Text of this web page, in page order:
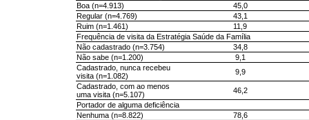
Boa (n=4.913)
45,0
Regular (n=4.769)
43,1
Ruim (n=1.461)
11,9
Frequência de visita da Estratégia Saúde da Família
Não cadastrado (n=3.754)
34,8
Não sabe (n=1.200)
9,1
Cadastrado, nunca recebeu
visita (n=1.082)
9,9
Cadastrado, com ao menos
uma visita (n=5.107)
46,2
Portador de alguma deficiência
Nenhuma (n=8.822)
78,6